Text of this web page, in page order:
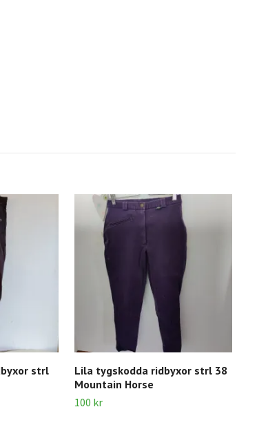
strl
Lila tygskodda ridbyxor strl 38
Mountain Horse
100 kr